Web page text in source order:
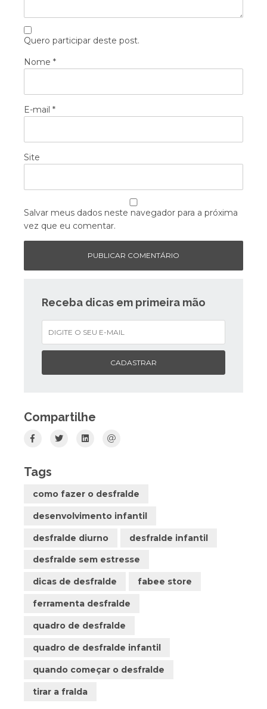
Quero participar deste post.
Nome *
E-mail *
Site
Salvar meus dados neste navegador para a próxima
vez que eu comentar.
Receba dicas em primeira mão
CADASTRAR
Compartilhe
Tags
como fazer o desfralde
desenvolvimento infantil
desfralde diurno desfralde infantil
desfralde sem estresse
dicas de desfralde fabee store
ferramenta desfralde
quadro de desfralde
quadro de desfralde infantil
quando começar o desfralde
tirar a fralda